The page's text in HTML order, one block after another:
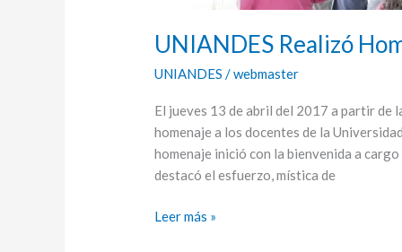
UNIANDES Realizó
UNIANDES /webmaster
El jueves 13 de abril del 2017 a partir de
homenaje a los docentes de la
homenaje inició con la bienvenida a
destacó el esfuerzo, mística de
Leer más »